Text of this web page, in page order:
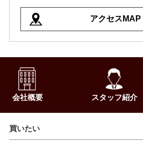
アクセスMAP
会社概要 スタッフ紹介
買いたい